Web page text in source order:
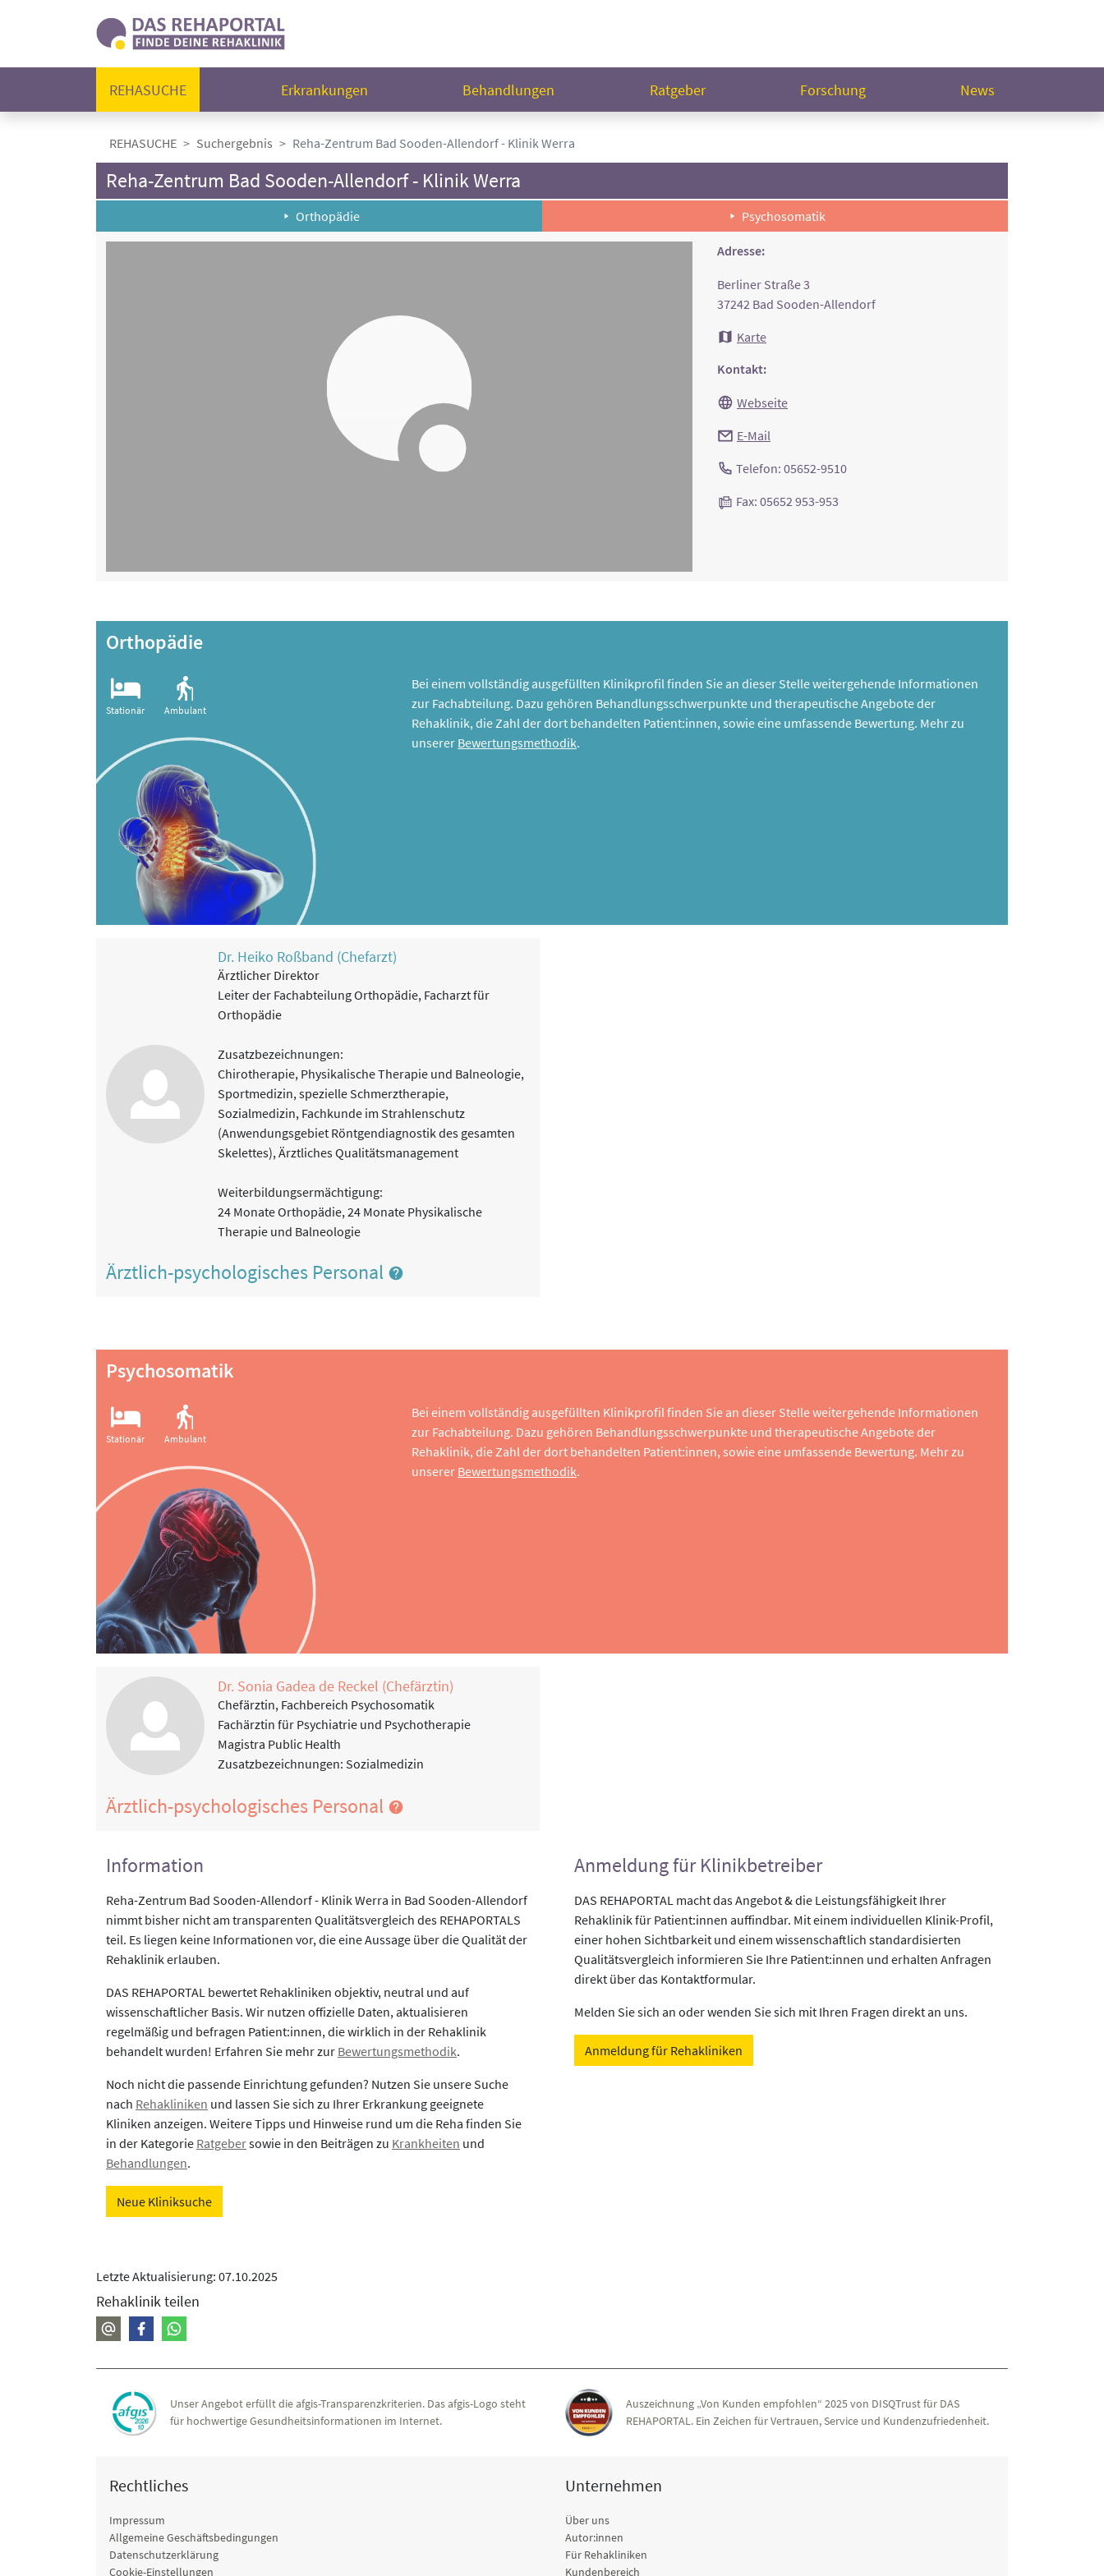
REHASUCHE Erkrankungen Behandlungen Ratgeber Forschung News
REHASUCHE Suchergebnis Reha-Zentrum Bad Sooden-Allendorf - Klinik Werra
Reha-Zentrum Bad Sooden-Allendorf - Klinik Werra
Orthopädie Psychosomatik
Adresse:
Berliner Straße 3
37242 Bad Sooden-Allendorf
Karte
Kontakt:
Webseite
E-Mail
Telefon: 05652-9510
Fax: 05652 953-953
Orthopädie
Stationär Ambulant
Bei einem vollständig ausgefüllten Klinikprofil finden Sie an dieser Stelle weitergehende Informationen
zur Fachabteilung. Dazu gehören Behandlungsschwerpunkte und therapeutische Angebote der
Rehaklinik, die Zahl der dort behandelten Patient:innen, sowie eine umfassende Bewertung. Mehr zu
unserer Bewertungsmethodik.
Dr. Heiko Roßband (Chefarzt)
Ärztlicher Direktor
Leiter der Fachabteilung Orthopädie, Facharzt für
Orthopädie
Zusatzbezeichnungen:
Chirotherapie, Physikalische Therapie und Balneologie,
Sportmedizin, spezielle Schmerztherapie,
Sozialmedizin, Fachkunde im Strahlenschutz
(Anwendungsgebiet Röntgendiagnostik des gesamten
Skelettes), Ärztliches Qualitätsmanagement
Weiterbildungsermächtigung:
24 Monate Orthopädie, 24 Monate Physikalische
Therapie und Balneologie
Ärztlich-psychologisches Personal
Psychosomatik
Stationär Ambulant
Bei einem vollständig ausgefüllten Klinikprofil finden Sie an dieser Stelle weitergehende Informationen
zur Fachabteilung. Dazu gehören Behandlungsschwerpunkte und therapeutische Angebote der
Rehaklinik, die Zahl der dort behandelten Patient:innen, sowie eine umfassende Bewertung. Mehr zu
unserer Bewertungsmethodik.
Dr. Sonia Gadea de Reckel (Chefärztin)
Chefärztin, Fachbereich Psychosomatik
Fachärztin für Psychiatrie und Psychotherapie
Magistra Public Health
Zusatzbezeichnungen: Sozialmedizin
Ärztlich-psychologisches Personal
Information
Reha-Zentrum Bad Sooden-Allendorf - Klinik Werra in Bad Sooden-Allendorf
nimmt bisher nicht am transparenten Qualitätsvergleich des REHAPORTALS
teil. Es liegen keine Informationen vor, die eine Aussage über die Qualität der
Rehaklinik erlauben.
DAS REHAPORTAL bewertet Rehakliniken objektiv, neutral und auf
wissenschaftlicher Basis. Wir nutzen offizielle Daten, aktualisieren
regelmäßig und befragen Patient:innen, die wirklich in der Rehaklinik
behandelt wurden! Erfahren Sie mehr zur Bewertungsmethodik.
Noch nicht die passende Einrichtung gefunden? Nutzen Sie unsere Suche
nach Rehakliniken und lassen Sie sich zu Ihrer Erkrankung geeignete
Kliniken anzeigen. Weitere Tipps und Hinweise rund um die Reha finden Sie
in der Kategorie Ratgebersowie in den Beiträgen zu Krankheiten und
Behandlungen.
Neue Kliniksuche
Anmeldung für Klinikbetreiber
DAS REHAPORTAL macht das Angebot & die Leistungsfähigkeit Ihrer
Rehaklinik für Patient:innen auffindbar. Mit einem individuellen Klinik-Profil,
einer hohen Sichtbarkeit und einem wissenschaftlich standardisierten
Qualitätsvergleich informieren Sie Ihre Patient:innen und erhalten Anfragen
direkt über das Kontaktformular.
Melden Sie sich an oder wenden Sie sich mit Ihren Fragen direkt an uns.
Anmeldung für Rehakliniken
Letzte Aktualisierung: 07.10.2025
Rehaklinik teilen
Unser Angebot erfüllt die afgis-Transparenzkriterien. Das afgis-Logo steht
für hochwertige Gesundheitsinformationen im Internet.
Auszeichnung „Von Kunden empfohlen“ 2025 von DISQTrust für DAS
REHAPORTAL. Ein Zeichen für Vertrauen, Service und Kundenzufriedenheit.
Rechtliches
Impressum
Allgemeine Geschäftsbedingungen
Datenschutzerklärung
Cookie-Einstellungen
Unternehmen
Über uns
Autor:innen
Für Rehakliniken
Kundenbereich